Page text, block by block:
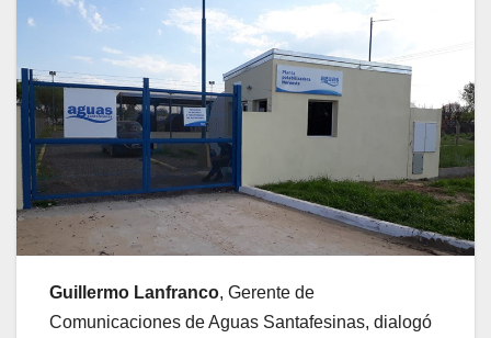
Guillermo Lanfranco, Gerente de
Comunicaciones de Aguas Santafesinas, dialogó